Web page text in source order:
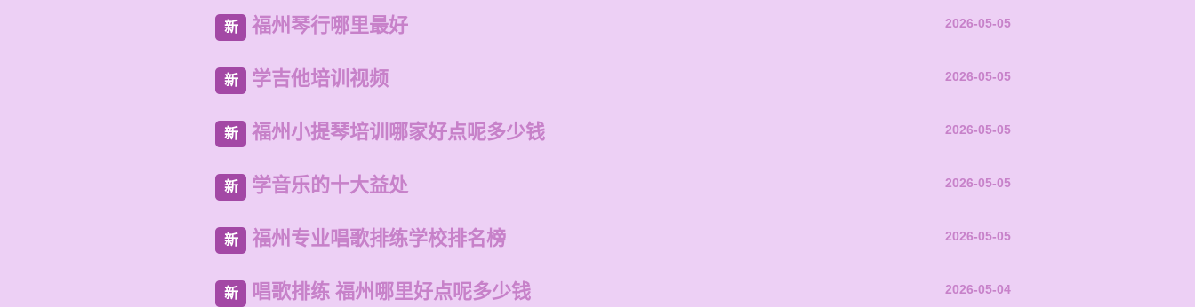
新 福州琴行哪里最好 2026-05-05
新 学吉他培训视频 2026-05-05
新 福州小提琴培训哪家好点呢多少钱 2026-05-05
新 学音乐的十大益处 2026-05-05
新 福州专业唱歌排练学校排名榜 2026-05-05
新 唱歌排练 福州哪里好点呢多少钱 2026-05-04